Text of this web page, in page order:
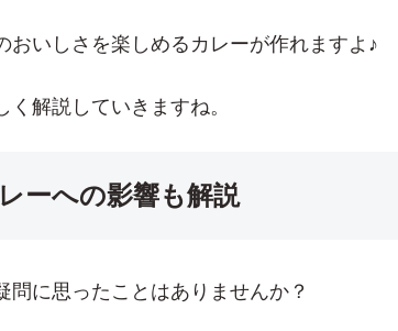
いしさを楽しめるカレーが作れますよ♪
く解説していきますね。
ーへの影響も解説
問に思ったことはありませんか？